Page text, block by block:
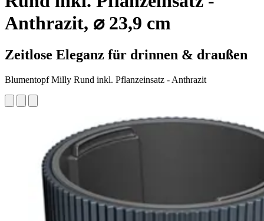
Anthrazit, ⌀ 23,9 cm
Zeitlose Eleganz für drinnen & draußen
Blumentopf Milly Rund inkl. Pflanzeinsatz - Anthrazit